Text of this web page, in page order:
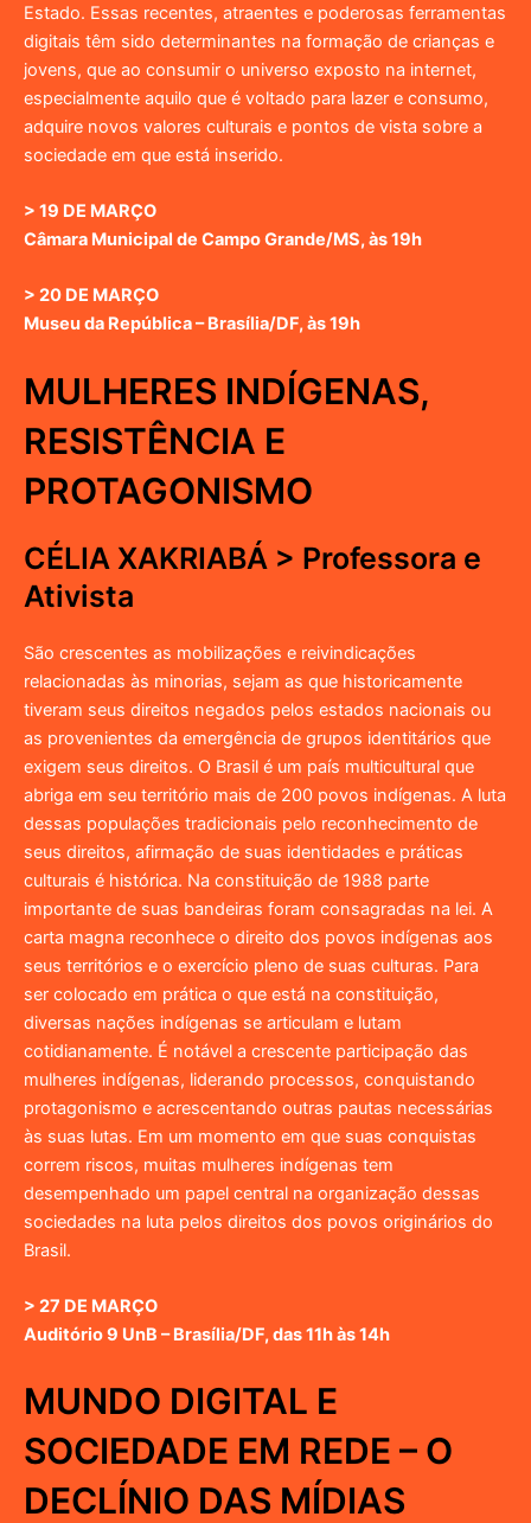
Estado. Essas recentes, atraentes e poderosas ferramentas
digitais têm sido determinantes na formação de crianças e
jovens, que ao consumir o universo exposto na internet,
especialmente aquilo que é voltado para lazer e consumo,
adquire novos valores culturais e pontos de vista sobre a
sociedade em que está inserido.
> 19 DE MARÇO
Câmara Municipal de Campo Grande/MS, às 19h
> 20 DE MARÇO
Museu da República – Brasília/DF, às 19h
MULHERES INDÍGENAS,
RESISTÊNCIA E
PROTAGONISMO
CÉLIA XAKRIABÁ > Professora e
Ativista
São crescentes as mobilizações e reivindicações
relacionadas às minorias, sejam as que historicamente
tiveram seus direitos negados pelos estados nacionais ou
as provenientes da emergência de grupos identitários que
exigem seus direitos. O Brasil é um país multicultural que
abriga em seu território mais de 200 povos indígenas. A luta
dessas populações tradicionais pelo reconhecimento de
seus direitos, afirmação de suas identidades e práticas
culturais é histórica. Na constituição de 1988 parte
importante de suas bandeiras foram consagradas na lei. A
carta magna reconhece o direito dos povos indígenas aos
seus territórios e o exercício pleno de suas culturas. Para
ser colocado em prática o que está na constituição,
diversas nações indígenas se articulam e lutam
cotidianamente. É notável a crescente participação das
mulheres indígenas, liderando processos, conquistando
protagonismo e acrescentando outras pautas necessárias
às suas lutas. Em um momento em que suas conquistas
correm riscos, muitas mulheres indígenas tem
desempenhado um papel central na organização dessas
sociedades na luta pelos direitos dos povos originários do
Brasil.
> 27 DE MARÇO
Auditório 9 UnB – Brasília/DF, das 11h às 14h
MUNDO DIGITAL E
SOCIEDADE EM REDE – O
DECLÍNIO DAS MÍDIAS